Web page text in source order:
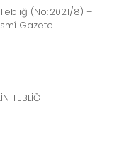
(No: 2021/8) –
Gazete
TEBLİĞ